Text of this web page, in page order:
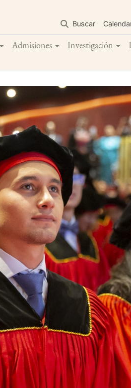
contenido
principal
Buscar
Admisiones Investigación